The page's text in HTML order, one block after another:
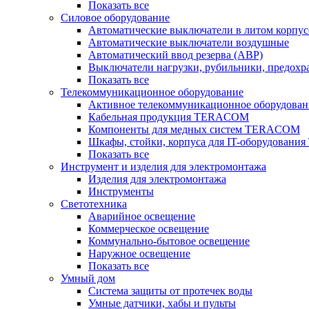
Показать все
Силовое оборудование
Автоматические выключатели в литом
Автоматические выключатели воздушные
Автоматический ввод резерва (АВР)
Выключатели нагрузки, рубильники,
Показать все
Телекоммуникационное оборудование
Активное телекоммуникационное
Кабельная продукция TERACOM
Компоненты для медных систем TERACOM
Шкафы, стойки, корпуса для IT-
Показать все
Инструмент и изделия для электромонтажа
Изделия для электромонтажа
Инструменты
Светотехника
Аварийное освещение
Коммерческое освещение
Коммунально-бытовое освещение
Наружное освещение
Показать все
Умный дом
Система защиты от протечек воды
Умные датчики, хабы и пульты